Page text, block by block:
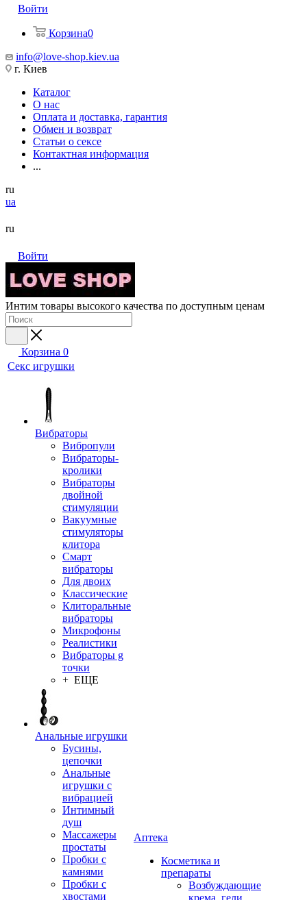
Войти
Корзина0
info@love-shop.kiev.ua
г. Киев
Каталог
О нас
Оплата и доставка, гарантия
Обмен и возврат
Статьи о сексе
Контактная информация
...
ru
ua
ru
Войти
Интим товары высокого качества по доступным ценам
Корзина 0
Секс игрушки
Вибраторы
Вибропули
Вибраторы-
кролики
Вибраторы
двойной
стимуляции
Вакуумные
стимуляторы
клитора
Смарт
вибраторы
Для двоих
Классические
Клиторальные
вибраторы
Микрофоны
Реалистики
Вибраторы g
точки
+ ЕЩЕ
Анальные игрушки
Бусины,
цепочки
Анальные
игрушки с
вибрацией
Интимный
душ
Массажеры
простаты
Пробки с
камнями
Пробки с
хвостами
Аптека
Косметика и
препараты
Возбуждающие
крема, гели